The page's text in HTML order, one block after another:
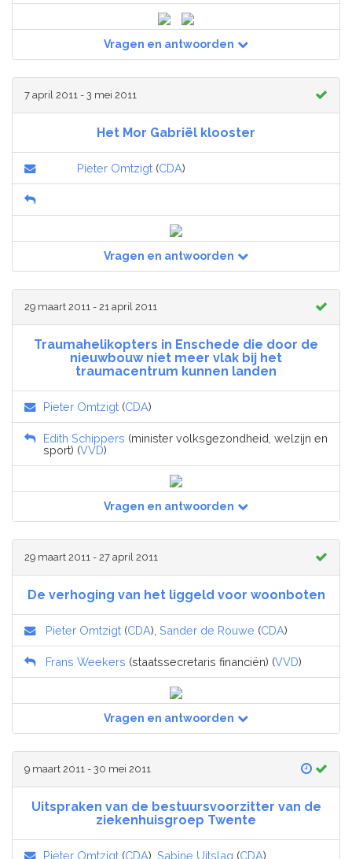
Vragen en antwoorden
7 april 2011 - 3 mei 2011
Het Mor Gabriël klooster
Pieter Omtzigt (CDA)
Vragen en antwoorden
29 maart 2011 - 21 april 2011
Traumahelikopters in Enschede die door de
nieuwbouw niet meer vlak bij het
traumacentrum kunnen landen
Pieter Omtzigt (CDA)
Edith Schippers (minister volksgezondheid, welzijn en
sport) (VVD)
Vragen en antwoorden
29 maart 2011 - 27 april 2011
De verhoging van het liggeld voor woonboten
Pieter Omtzigt (CDA), Sander de Rouwe (CDA)
Frans Weekers (staatssecretaris financiën) (VVD)
Vragen en antwoorden
9 maart 2011 - 30 mei 2011
Uitspraken van de bestuursvoorzitter van de
ziekenhuisgroep Twente
Pieter Omtzigt (CDA), Sabine Uitslag (CDA)